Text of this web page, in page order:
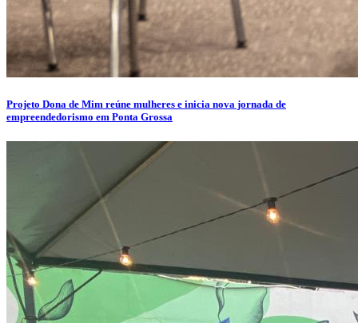
Projeto Dona de Mim reúne mulheres e inicia nova jornada de
empreendedorismo em Ponta Grossa